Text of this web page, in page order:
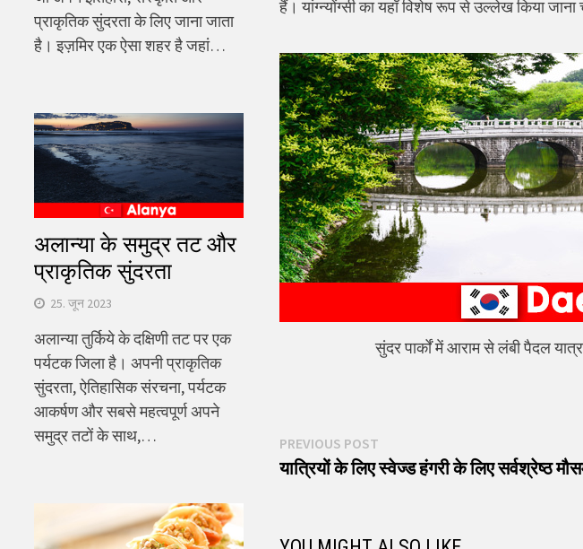
हैं। यांग्न्योंग्सी का यहाँ विशेष रूप से उल्लेख किया
सुंदर पार्कों में आराम से लंबी पैदल
पोस्ट
नेविगेशन
PREVIOUS POSTPrevious
post:
यात्रियों के लिए स्वेज्ड हंगरी के लिए सर्वश्रेष्ठ
प्राकृतिक सुंदरता के लिए जाना जाता
है। इज़मिर एक ऐसा शहर है जहां…
अलान्या के समुद्र तट और
प्राकृतिक सुंदरता
25. जून 2023
अलान्या तुर्किये के दक्षिणी तट पर एक
पर्यटक जिला है। अपनी प्राकृतिक
सुंदरता, ऐतिहासिक संरचना, पर्यटक
आकर्षण और सबसे महत्वपूर्ण अपने
समुद्र तटों के साथ,…